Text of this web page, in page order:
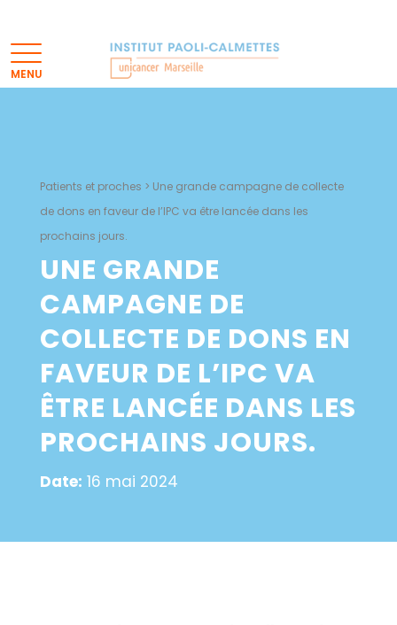
Patients et proches > Une grande campagne de collecte
de dons en faveur de l’IPC va être lancée dans les
prochains jours.
UNE GRANDE
CAMPAGNE DE
COLLECTE DE DONS EN
FAVEUR DE L’IPC VA
ÊTRE LANCÉE DANS LES
PROCHAINS JOURS.
Date: 16 mai 2024